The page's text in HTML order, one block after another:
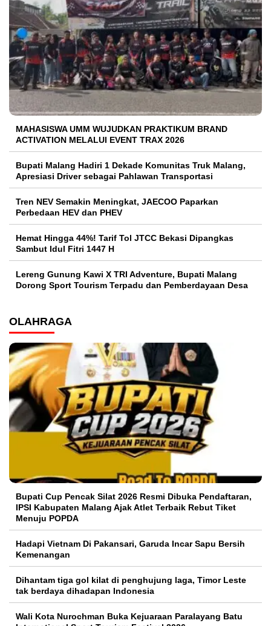
MAHASISWA UMM WUJUDKAN PRAKTIKUM BRAND
ACTIVATION MELALUI EVENT TRAX 2026
Bupati Malang Hadiri 1 Dekade Komunitas Truk Malang,
Apresiasi Driver sebagai Pahlawan Transportasi
Tren NEV Semakin Meningkat, JAECOO Paparkan
Perbedaan HEV dan PHEV
Hemat Hingga 44%! Tarif Tol JTCC Bekasi Dipangkas
Sambut Idul Fitri 1447 H
Lereng Gunung Kawi X TRI Adventure, Bupati Malang
Dorong Sport Tourism Terpadu dan Pemberdayaan Desa
OLAHRAGA
Bupati Cup Pencak Silat 2026 Resmi Dibuka Pendaftaran,
IPSI Kabupaten Malang Ajak Atlet Terbaik Rebut Tiket
Menuju POPDA
Hadapi Vietnam Di Pakansari, Garuda Incar Sapu Bersih
Kemenangan
Dihantam tiga gol kilat di penghujung laga, Timor Leste
tak berdaya dihadapan Indonesia
Wali Kota Nurochman Buka Kejuaraan Paralayang Batu